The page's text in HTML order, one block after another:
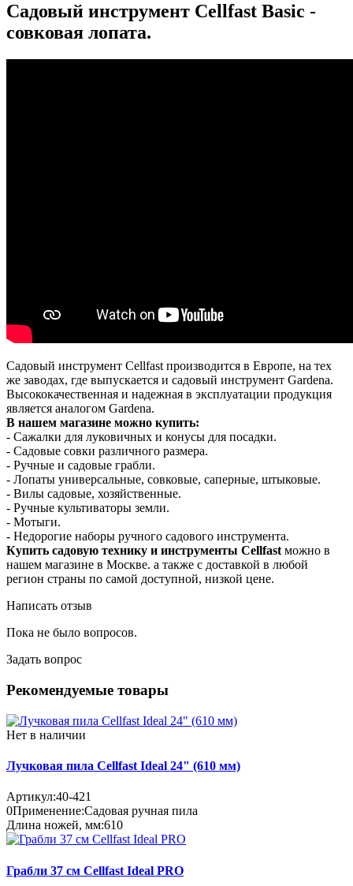
Садовый инструмент Cellfast Basic -
совковая лопата.
Садовый инструмент Cellfast производится в Европе, на тех
же заводах, где выпускается и садовый инструмент Gardena.
Высококачественная и надежная в эксплуатации продукция
является аналогом Gardena.
В нашем магазине можно купить:
- Сажалки для луковичных и конусы для посадки.
- Садовые совки различного размера.
- Ручные и садовые грабли.
- Лопаты универсальные, совковые, саперные, штыковые.
- Вилы садовые, хозяйственные.
- Ручные культиваторы земли.
- Мотыги.
- Недорогие наборы ручного садового инструмента.
Купить садовую технику и инструменты Cellfast можно в
нашем магазине в Москве. а также с доставкой в любой
регион страны по самой доступной, низкой цене.
Написать отзыв
Пока не было вопросов.
Задать вопрос
Рекомендуемые товары
Нет в наличии
Лучковая пила Cellfast Ideal 24" (610 мм)
Артикул:40-421
0Применение:Садовая ручная пила
Длина ножей, мм:610
Грабли 37 см Cellfast Ideal PRO